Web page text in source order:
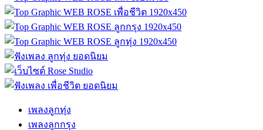
เพลงลูกทุ่ง
เพลงลูกกรุง